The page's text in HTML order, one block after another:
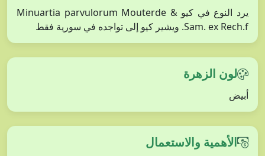
يرد النوع في كيو Minuartia parvulorum Mouterde &
Sam. ex Rech.f. ويشير كيو إلى تواجده في سورية فقط
لون الزهرة
أبيض
الأهمية والاستعمال